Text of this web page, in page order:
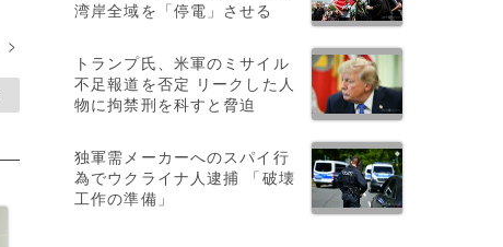
>
湾岸全域を「停電」させる
トランプ氏、米軍のミサイル
不足報道を否定 リークした人
物に拘禁刑を科すと脅迫
独軍需メーカーへのスパイ行
為でウクライナ人逮捕 「破壊
工作の準備」